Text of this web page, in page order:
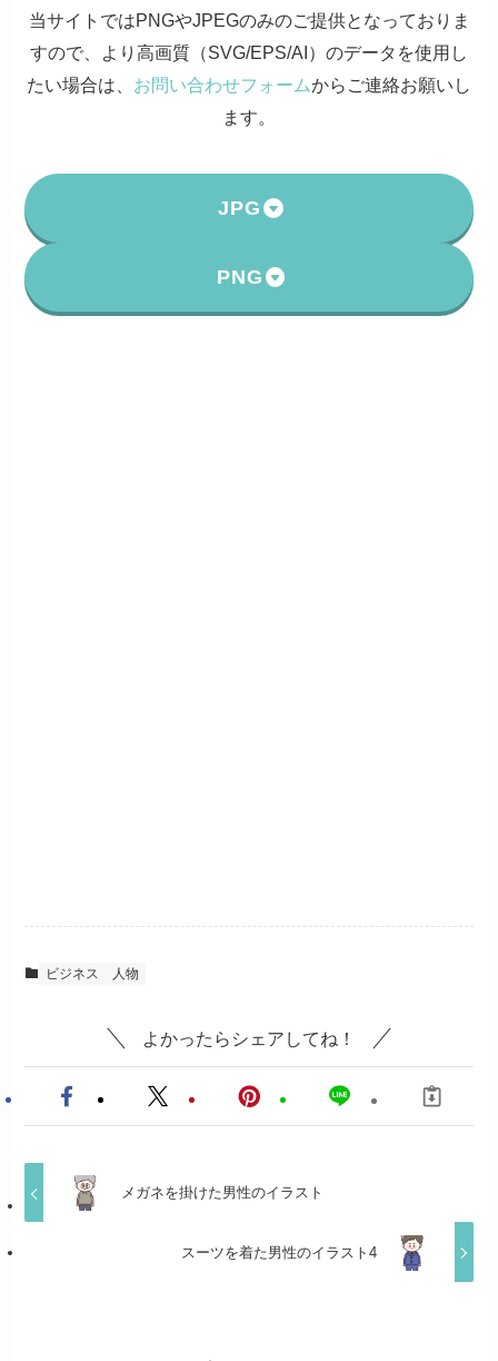
当サイトではPNGやJPEGのみのご提供となっておりま
すので、より高画質（SVG/EPS/AI）のデータを使用し
たい場合は、 お問い合わせフォームからご連絡お願いし
ます。
JPG
PNG
ビジネス 人物
よかったらシェアしてね！
メガネを掛けた男性のイラスト
スーツを着た男性のイラスト4